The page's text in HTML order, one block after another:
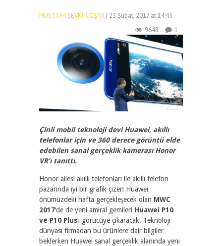
MUSTAFA ŞEVKI COŞAR | 23 Şubat, 2017 at 14:45
9648
1
Çinli mobil teknoloji devi Huawei, akıllı
telefonlar için ve 360 derece görüntü elde
edebilen sanal gerçeklik kamerası Honor
VR’ı tanıttı.
Honor ailesi akıllı telefonları ile akıllı telefon
pazarında iyi bir grafik çizen Huawei
önümüzdeki hafta gerçekleşecek olan MWC
2017‘de de yeni amiral gemileri Huawei P10
ve P10 Plus‘ı görücüye çıkaracak. Teknoloji
dünyası firmadan bu ürünlere dair bilgiler
beklerken Huawei sanal gerçeklik alanında yeni